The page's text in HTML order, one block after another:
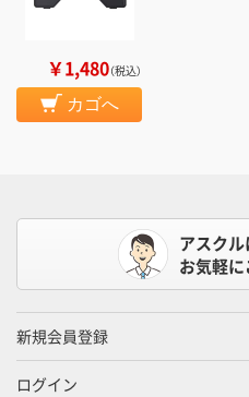
￥1,480（税込）
カゴへ
アスク
お気軽に
新規会員登録
ログイン